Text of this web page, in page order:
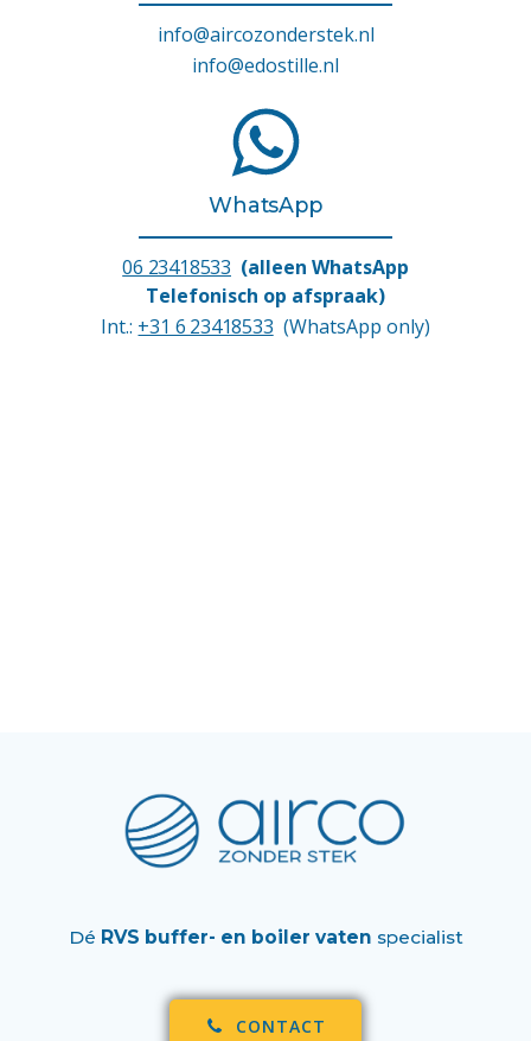
info@aircozonderstek.nl
info@edostille.nl
WhatsApp
06 23418533 (alleen WhatsApp
Telefonisch op afspraak)
Int.: +31 6 23418533 (WhatsApp only)
Dé RVS buffer- en boiler vaten specialist
CONTACT